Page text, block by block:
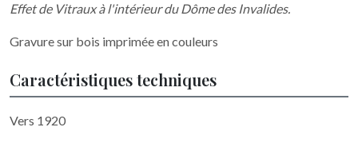
Effet de Vitraux à l'intérieur du Dôme des Invalides.
Gravure sur bois imprimée en couleurs
Caractéristiques techniques
Vers 1920